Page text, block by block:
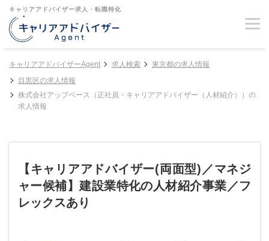
キャリアアドバイザー求人・転職特化
キャリアアドバイザーAgent 求人検索
東京都の求人情報
目黒区の求人情報
株式会社アップベース（正社員・キャリアアドバイザー（人材紹介））の
求人情報
【キャリアアドバイザー(両面型)／マネジ
ャー候補】建設業特化の人材紹介事業／フ
レックスあり